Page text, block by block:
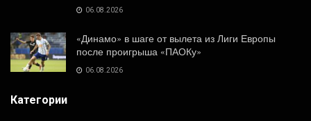
06.08.2026
«Динамо» в шаге от вылета из Лиги Европы
после проигрыша «ПАОКу»
06.08.2026
Категории